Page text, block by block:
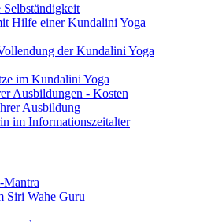
Hilfe einer Kundalini Yoga
der Kundalini Yoga
im Kundalini Yoga
Ausbildungen - Kosten
Ausbildung
im Informationszeitalter
Mantra
Siri Wahe Guru